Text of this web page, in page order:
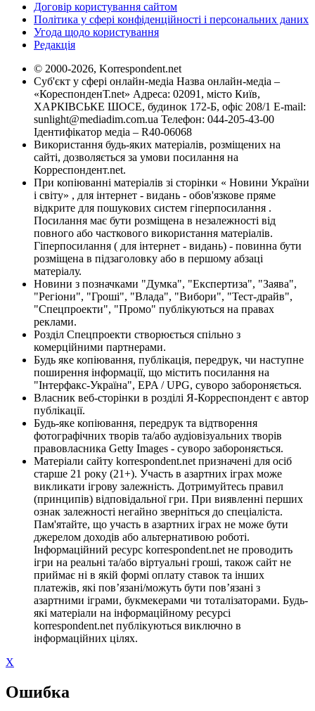
Договір користування сайтом
Політика у сфері конфіденційності і персональних даних
Угода щодо користування
Редакція
© 2000-2026, Korrespondent.net
Суб'єкт у сфері онлайн-медіа Назва онлайн-медіа –
«КореспонденТ.net» Адреса: 02091, місто Київ,
ХАРКІВСЬКЕ ШОСЕ, будинок 172-Б, офіс 208/1 E-mail:
sunlight@mediadim.com.ua Телефон: 044-205-43-00
Ідентифікатор медіа – R40-06068
Використання будь-яких матеріалів, розміщених на
сайті, дозволяється за умови посилання на
Корреспондент.net.
При копіюванні матеріалів зі сторінки « Новини України
і світу» , для інтернет - видань - обов'язкове пряме
відкрите для пошукових систем гіперпосилання .
Посилання має бути розміщена в незалежності від
повного або часткового використання матеріалів.
Гіперпосилання ( для інтернет - видань) - повинна бути
розміщена в підзаголовку або в першому абзаці
матеріалу.
Новини з позначками "Думка", "Експертиза", "Заява",
"Регіони", "Гроші", "Влада", "Вибори", "Тест-драйв",
"Спецпроекти", "Промо" публікуються на правах
реклами.
Розділ Спецпроекти створюється спільно з
комерційними партнерами.
Будь яке копіювання, публікація, передрук, чи наступне
поширення інформації, що містить посилання на
"Інтерфакс-Україна", EPA / UPG, суворо забороняється.
Власник веб-сторінки в розділі Я-Корреспондент є автор
публікації.
Будь-яке копіювання, передрук та відтворення
фотографічних творів та/або аудіовізуальних творів
правовласника Getty Images - суворо забороняється.
Матеріали сайту korrespondent.net призначені для осіб
старше 21 року (21+). Участь в азартних іграх може
викликати ігрову залежність. Дотримуйтесь правил
(принципів) відповідальної гри. При виявленні перших
ознак залежності негайно зверніться до спеціаліста.
Пам'ятайте, що участь в азартних іграх не може бути
джерелом доходів або альтернативою роботі.
Інформаційний ресурс korrespondent.net не проводить
ігри на реальні та/або віртуальні гроші, також сайт не
приймає ні в якій формі оплату ставок та інших
платежів, які пов’язані/можуть бути пов’язані з
азартними іграми, букмекерами чи тоталізаторами. Будь-
які матеріали на інформаційному ресурсі
korrespondent.net публікуються виключно в
інформаційних цілях.
X
Ошибка